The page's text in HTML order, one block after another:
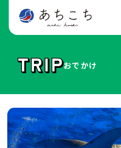
特集 SPECIAL
イベント EVENT
おでかけ